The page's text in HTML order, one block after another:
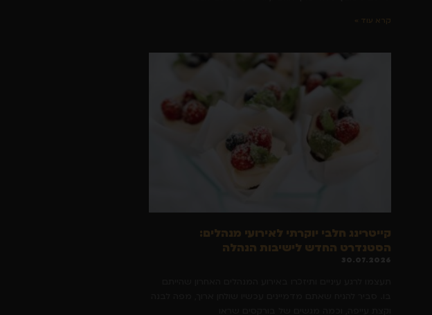
קרא עוד »
קייטרינג חלבי יוקרתי לאירועי מנהלים:
הסטנדרט החדש לישיבות הנהלה
30.07.2026